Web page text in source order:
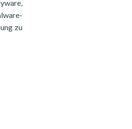
zu